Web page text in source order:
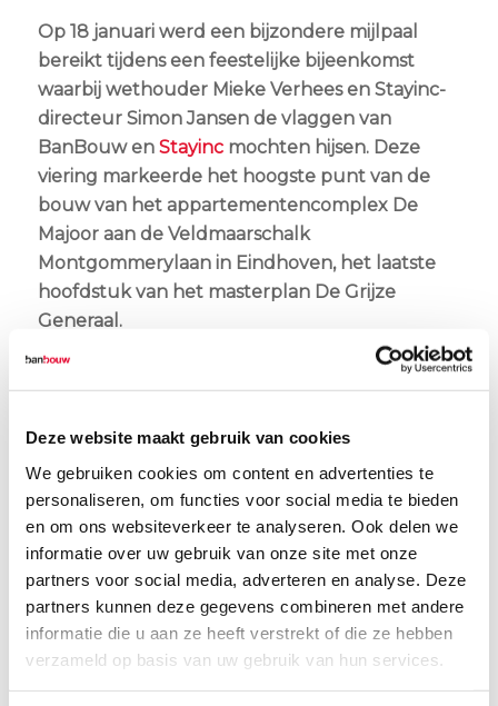
Deze website maakt gebruik van cookies
We gebruiken cookies om content en advertenties te
personaliseren, om functies voor social media te bieden
en om ons websiteverkeer te analyseren. Ook delen we
informatie over uw gebruik van onze site met onze
partners voor social media, adverteren en analyse. Deze
partners kunnen deze gegevens combineren met andere
informatie die u aan ze heeft verstrekt of die ze hebben
verzameld op basis van uw gebruik van hun services.
Op 18 januari werd een bijzondere mijlpaal
bereikt tijdens een feestelijke bijeenkomst
waarbij wethouder Mieke Verhees en Stayinc-
directeur Simon Jansen de vlaggen van
BanBouw en Stayinc mochten hijsen. Deze
viering markeerde het hoogste punt van de
bouw van het appartementencomplex De
Majoor aan de Veldmaarschalk
Montgommerylaan in Eindhoven, het laatste
hoofdstuk van het masterplan De Grijze
Generaal.
Bij aankomst op het bouwterrein werden de
bezoekers verwelkomd met een kopje koffie
Jansen spraken de aanwezigen toe, waarna de
twee vlaggen onder applaus werden gehesen.
Ondanks een klein ongelukje met een
dienblad vol alcoholvrije champagneglazen,
kon er vervolgens alsnog geproost worden op
dit mooie moment. En zoals het gezegde luidt:
scherven brengen geluk!
Een duurzaam appartementencomplex